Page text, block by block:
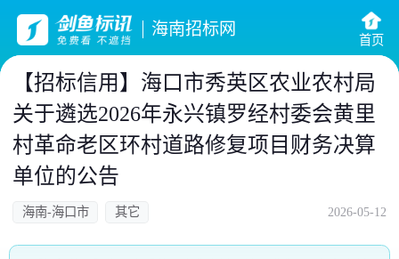
海南招标网
首页
【招标信用】海口市秀英区农业农村局
关于遴选2026年永兴镇罗经村委会黄里
村革命老区环村道路修复项目财务决算
单位的公告
海南-海口市 其它 2026-05-12